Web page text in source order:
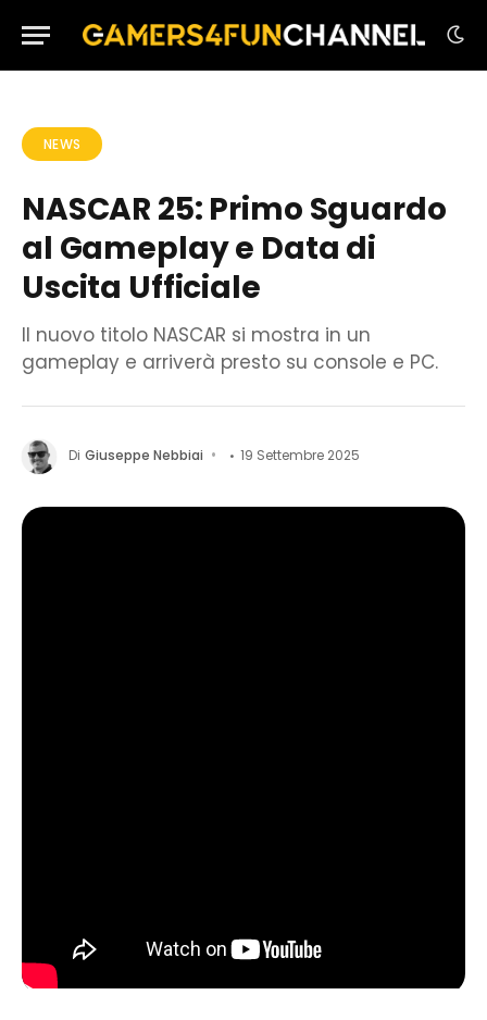
NEWS
NASCAR 25: Primo Sguardo
al Gameplay e Data di
Uscita Ufficiale
Il nuovo titolo NASCAR si mostra in un
gameplay e arriverà presto su console e PC.
Di Giuseppe Nebbiai 19 Settembre 2025